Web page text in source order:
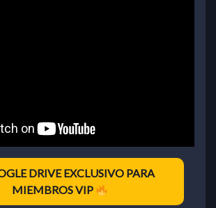
DRIVE EXCLUSIVO PARA
MIEMBROS VIP